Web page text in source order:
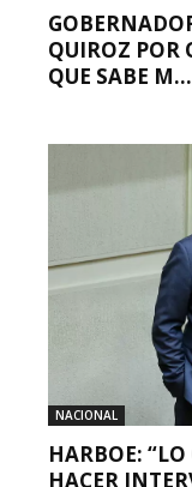
QUIROZ POR
QUE SABE M...
NACIONAL
HARBOE: “LO
HACER